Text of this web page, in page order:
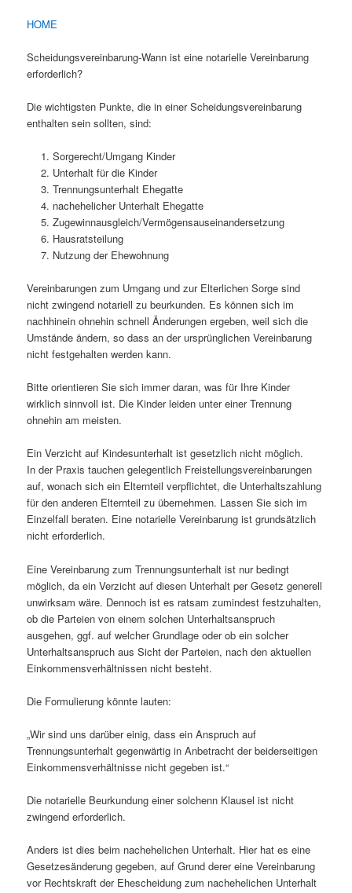
HOME
Scheidungsvereinbarung-Wann ist eine notarielle Vereinbarung
erforderlich?
Die wichtigsten Punkte, die in einer Scheidungsvereinbarung
enthalten sein sollten, sind:
Sorgerecht/Umgang Kinder
Unterhalt für die Kinder
Trennungsunterhalt Ehegatte
nachehelicher Unterhalt Ehegatte
Zugewinnausgleich/Vermögensauseinandersetzung
Hausratsteilung
Nutzung der Ehewohnung
Vereinbarungen zum Umgang und zur Elterlichen Sorge sind
nicht zwingend notariell zu beurkunden. Es können sich im
nachhinein ohnehin schnell Änderungen ergeben, weil sich die
Umstände ändern, so dass an der ursprünglichen Vereinbarung
nicht festgehalten werden kann.
Bitte orientieren Sie sich immer daran, was für Ihre Kinder
wirklich sinnvoll ist. Die Kinder leiden unter einer Trennung
ohnehin am meisten.
Ein Verzicht auf Kindesunterhalt ist gesetzlich nicht möglich.
In der Praxis tauchen gelegentlich Freistellungsvereinbarungen
auf, wonach sich ein Elternteil verpflichtet, die Unterhaltszahlung
für den anderen Elternteil zu übernehmen. Lassen Sie sich im
Einzelfall beraten. Eine notarielle Vereinbarung ist grundsätzlich
nicht erforderlich.
Eine Vereinbarung zum Trennungsunterhalt ist nur bedingt
möglich, da ein Verzicht auf diesen Unterhalt per Gesetz generell
unwirksam wäre. Dennoch ist es ratsam zumindest festzuhalten,
ob die Parteien von einem solchen Unterhaltsanspruch
ausgehen, ggf. auf welcher Grundlage oder ob ein solcher
Unterhaltsanspruch aus Sicht der Parteien, nach den aktuellen
Einkommensverhältnissen nicht besteht.
Die Formulierung könnte lauten:
„Wir sind uns darüber einig, dass ein Anspruch auf
Trennungsunterhalt gegenwärtig in Anbetracht der beiderseitigen
Einkommensverhältnisse nicht gegeben ist.“
Die notarielle Beurkundung einer solchenn Klausel ist nicht
zwingend erforderlich.
Anders ist dies beim nachehelichen Unterhalt. Hier hat es eine
Gesetzesänderung gegeben, auf Grund derer eine Vereinbarung
vor Rechtskraft der Ehescheidung zum nachehelichen Unterhalt